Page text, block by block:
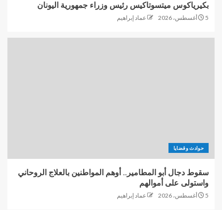
بكيرياكوس ميتسوتاكيس رئيس وزراء جمهورية اليونان
5 أغسطس، 2026 عماد إبراهيم
حوادث وقضايا
سقوط دجال أبو المطامير.. أوهم المواطنين بالعلاج الروحاني
واستولى على أموالهم
5 أغسطس، 2026 عماد إبراهيم